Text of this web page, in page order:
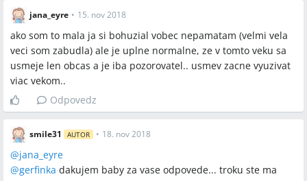
jana_eyre • 15. nov 2018
ako som to mala ja si bohuzial vobec nepamatam (velmi vela
veci som zabudla) ale je uplne normalne, ze v tomto veku sa
usmeje len obcas a je iba pozorovatel.. usmev zacne vyuzivat
viac vekom..
Odpovedz
smile31 AUTOR • 18. nov 2018
@jana_eyre
@gerfinka dakujem baby za vase odpovede... troku ste ma